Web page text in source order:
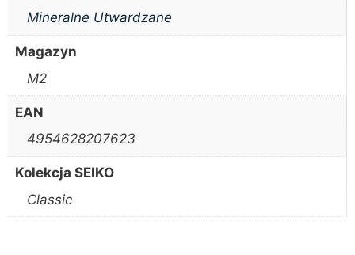
Mineralne Utwardzane
Magazyn
M2
EAN
4954628207623
Kolekcja SEIKO
Classic